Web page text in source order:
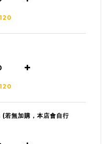
若無加購，本店會自行